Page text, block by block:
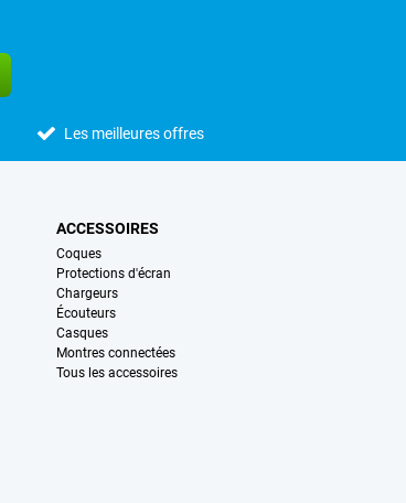
Les meilleures offres
ACCESSOIRES
Coques
Protections d'écran
Chargeurs
Écouteurs
Casques
Montres connectées
Tous les accessoires